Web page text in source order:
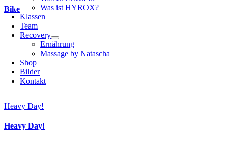
Was ist HYROX?
Klassen
Team
Recovery
Ernährung
Massage by Natascha
Shop
Bilder
Kontakt
Bike
Heavy Day!
Heavy Day!